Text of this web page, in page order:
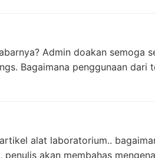
Admin doakan semoga
Bagaimana penggunaan dari
alat laboratorium..
akan membahas